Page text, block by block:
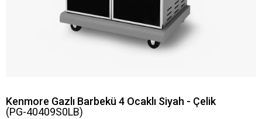
Kenmore Gazlı Barbekü 4 Ocaklı Siyah - Çelik
(PG-40409S0LB)